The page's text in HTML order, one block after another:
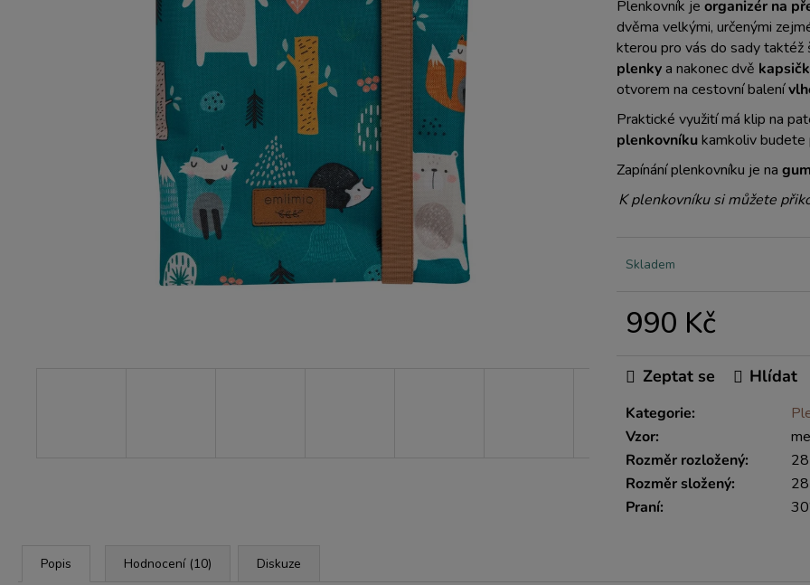
Plenkovník je organizér na
dvěma velkými, určenými
kterou pro vás do sady
plenkya nakonec dvě
otvorem na cestovní balení
Praktické využití má klip na
plenkovníkukamkoliv
Zapínání plenkovníku je na
K plenkovníku si můžete
Skladem
990 Kč
Kategorie:
Vzor:
Rozměr rozložený:
Rozměr složený:
Praní:
Zeptat se Hlídat
Popis Hodnocení (10) Diskuze